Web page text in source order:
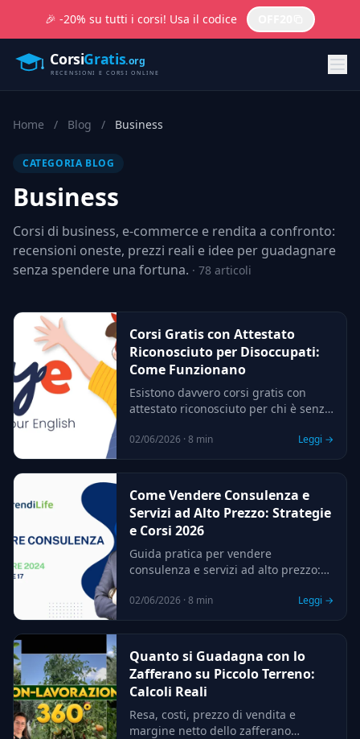
🎉 -20% su tutti i corsi! Usa il codice
Home / Blog / Business
CATEGORIA BLOG
Business
Corsi di business, e-commerce e rendita a confronto:
recensioni oneste, prezzi reali e idee per guadagnare
senza spendere una fortuna. · 78 articoli
Corsi Gratis con Attestato
Riconosciuto per Disoccupati:
Come Funzionano
Esistono davvero corsi gratis con
attestato riconosciuto per chi è senza
limiti precisi. Ecco come funzionano e
dove cercarli.
02/06/2026 · 8 min Leggi →
Come Vendere Consulenza e
Servizi ad Alto Prezzo: Strategie
e Corsi 2026
Guida pratica per vendere
consulenza e servizi ad alto prezzo:
premium, gestire le obiezioni e quali
corsi di vendita valgono
l'investimento nel 2026.
02/06/2026 · 8 min Leggi →
Quanto si Guadagna con lo
Zafferano su Piccolo Terreno:
Calcoli Reali
Resa, costi, prezzo di vendita e
margine netto dello zafferano